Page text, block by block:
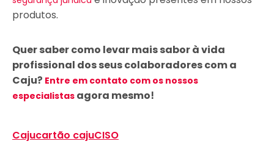
produtos.
Quer saber como levar mais sabor à vida
profissional dos seus colaboradores com a
Caju? Entre em contato com os nossos
especialistas agora mesmo!
Cajucartão cajuCISO